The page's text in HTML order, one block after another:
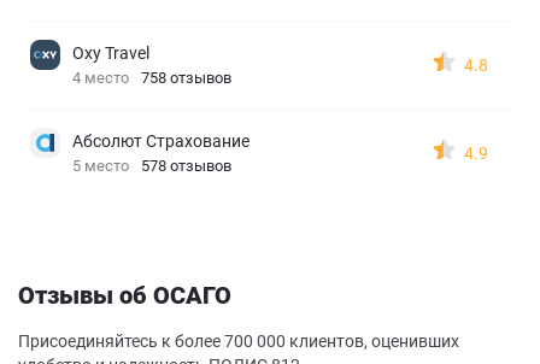
Oxy Travel
4 место 758 отзывов
4.8
Абсолют Страхование
5 место 578 отзывов
4.9
Отзывы об ОСАГО
Присоединяйтесь к более 700 000 клиентов, оценивших